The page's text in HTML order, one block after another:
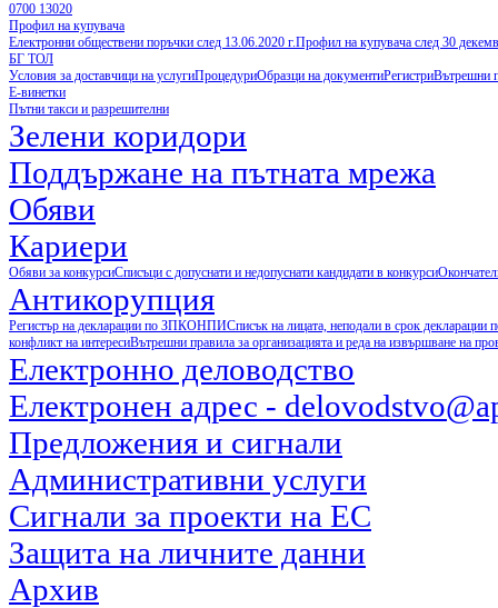
0700 13020
Профил на купувача
Електронни обществени поръчки след 13.06.2020 г.Профил на купувача след 30
БГ ТОЛ
Условия за доставчици на услугиПроцедуриОбразци на документиРегистриВътрешни
Е-винетки
Пътни такси и разрешителни
Зелени коридори
Поддържане на пътната мрежа
Обяви
Кариери
Обяви за конкурсиСписъци с допуснати и недопуснати кандидати в конкурси
Антикорупция
Регистър на декларации по ЗПКОНПИСписък на лицата, неподали в срок
конфликт на интересиВътрешни правила за организацията и реда на извършване на
Електронно деловодство
Електронен адрес -
Предложения и сигнали
Административни услуги
Сигнали за проекти на ЕС
Защита на личните данни
Архив